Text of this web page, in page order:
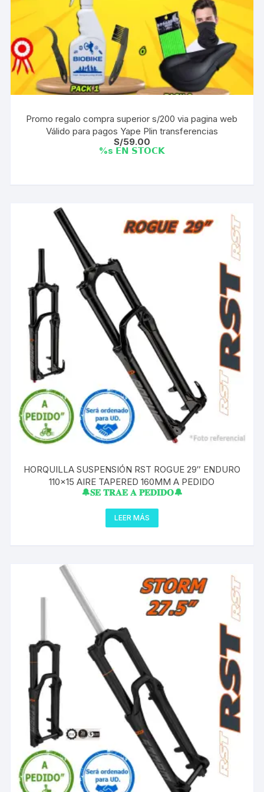
Promo regalo compra superior s/200 via pagina web
Válido para pagos Yape Plin transferencias
S/59.00
%s 𝗘𝗡 𝗦𝗧𝗢𝗖𝗞
HORQUILLA SUSPENSIÓN RST ROGUE 29″ ENDURO
110×15 AIRE TAPERED 160MM A PEDIDO
🔔𝐒𝐄 𝐓𝐑𝐀𝐄 𝐀 𝐏𝐄𝐃𝐈𝐃𝐎🔔
LEER MÁS